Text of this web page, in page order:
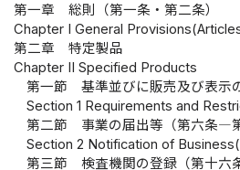
第一章 総則（第一条・第二条）
Chapter I General
第二章 特定製品
Chapter II Specified Products
第一節 基準並びに販売及び表示
Section 1 Requirements and
第二節 事業の届出等（第六条―第
Section 2 Notification of
第三節 検査機関の登録（第十六